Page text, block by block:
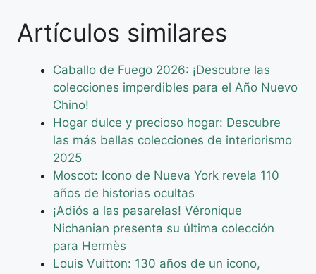
Artículos similares
Caballo de Fuego 2026: ¡Descubre las
colecciones imperdibles para el Año Nuevo
Chino!
Hogar dulce y precioso hogar: Descubre
las más bellas colecciones de interiorismo
2025
Moscot: Icono de Nueva York revela 110
años de historias ocultas
¡Adiós a las pasarelas! Véronique
Nichanian presenta su última colección
para Hermès
Louis Vuitton: 130 años de un icono,